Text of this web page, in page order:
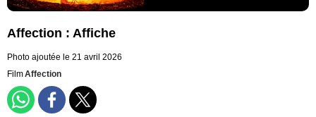
Affection : Affiche
Photo ajoutée le 21 avril 2026
FilmAffection